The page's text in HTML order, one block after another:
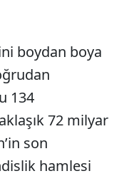
boydan boya
134
72 milyar
son
hamlesi